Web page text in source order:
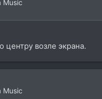
Music
центру возле экрана.
Music